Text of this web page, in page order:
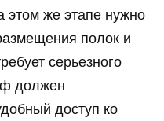
этом же этапе нужно
полок и
серьезного
должен
доступ ко